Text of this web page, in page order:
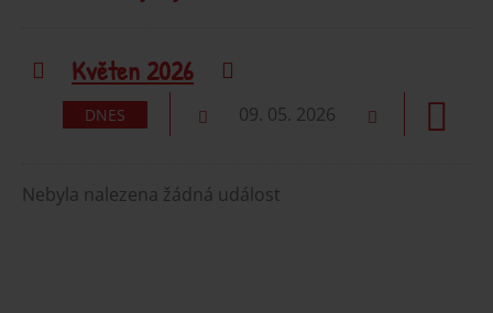
Předchozí
Květen 2026
DNES Předchozí
09. 05. 2026
Nebyla nalezena žádná událost